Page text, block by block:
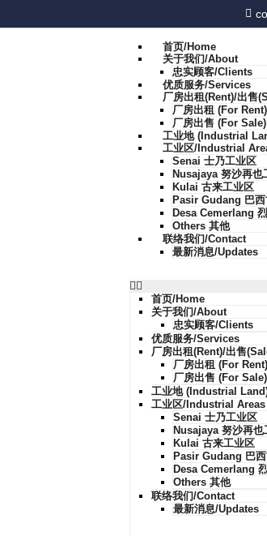
首页/Home
关于我们/About
忠实顾客/Clients
优质服务/Services
厂房出租(Rent)/出售
厂房出租 (For Rent)
厂房出售 (For Sale)
工业地 (Industrial
工业区/Industrial
Senai 士乃工业区
Nusajaya 努沙再也
Kulai 古来工业区
Pasir Gudang 巴
Desa Cemerlang
Others 其他
联络我们/Contact
最新消息/Updates
首页/Home
关于我们/About
忠实顾客/Clients
优质服务/Services
厂房出租(Rent)/出售
厂房出租 (For Rent)
厂房出售 (For Sale)
工业地 (Industrial
工业区/Industrial Areas
Senai 士乃工业区
Nusajaya 努沙再也
Kulai 古来工业区
Pasir Gudang 巴
Desa Cemerlang
Others 其他
联络我们/Contact
最新消息/Updates